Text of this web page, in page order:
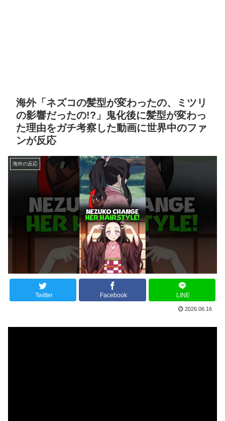
海外「ネズコの髪型が変わったの、ミツリ
の影響だったの!?」鬼化後に髪型が変わっ
た理由をガチ考察した動画に世界中のファ
ンが反応
海外の反応
Twitter Facebook LINE
2026.06.16